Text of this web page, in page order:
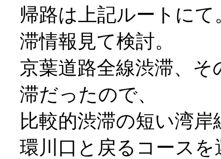
帰路は上記ルートに
滞情報見て検討。
京葉道路全線渋滞、
滞だったので、
比較的渋滞の短い湾
環川口と戻るコースを